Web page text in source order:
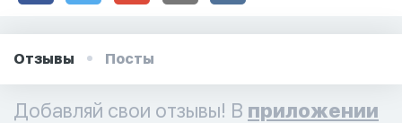
Отзывы Посты
Добавляй свои отзывы! В приложении